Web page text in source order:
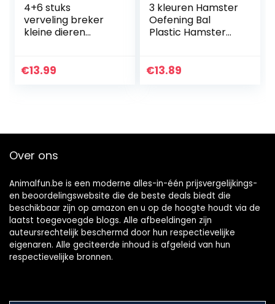
4+6 stuks
verveling breker
kleine dieren
klein huisdier
€13.99
3 kleuren Hamster
Oefening Bal
Plastic Hamster
Oefening Wielen
€13.89
Over ons
Animalfun.be is een moderne alles-in-één prijsvergelijkings-
en beoordelingswebsite die de beste deals biedt die
beschikbaar zijn op amazon en u op de hoogte houdt via de
laatst toegevoegde blogs. Alle afbeeldingen zijn
auteursrechtelijk beschermd door hun respectievelijke
eigenaren. Alle geciteerde inhoud is afgeleid van hun
respectievelijke bronnen.